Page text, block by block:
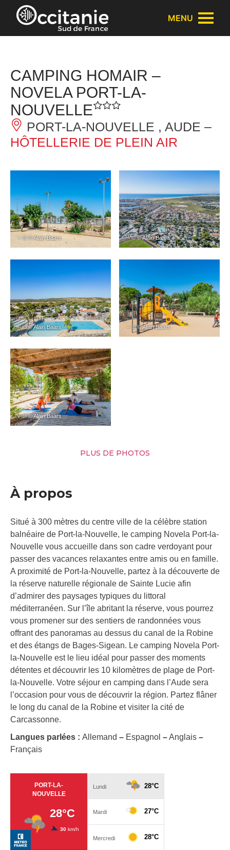
Panneau de gestion des cookies
MENU
CAMPING HOMAIR –
NOVELA PORT-LA-
NOUVELLE
PORT-LA-NOUVELLE , AUDE –
HÔTELLERIE DE PLEIN AIR
– © © Alain Baars – © © Alain Baars
– © © Alain Baars – © © Alain Baars
– © © Alain Baars
PLUS DE PHOTOS
À propos
Situé à 300 mètres du centre ville de la célèbre station
balnéaire de Port-la-Nouvelle, le camping Novela Port-la-
Nouvelle vous accueille dans son cadre verdoyant pour
passer des vacances relaxantes entre amis ou en famille.
A proximité de Port-la-Nouvelle, partez à la découverte de
la réserve naturelle régionale de Sainte Lucie afin
d’admirer des paysages typiques du littoral
méditerranéen. Sur l’île abritant la réserve, vous pourrez
vous promener sur des sentiers de randonnées vous
offrant des panoramas au dessus du canal de la Robine
et des étangs de Bages-Sigean. Le camping Novela Port-
la-Nouvelle est le lieu idéal pour passer des moments
détentes et découvrir les 10 kilomètres de plage de Port-
la-Nouvelle. Votre séjour en camping dans l’Aude sera
l’occasion pour vous de découvrir la région. Partez flâner
le long du canal de la Robine et visiter la cité de
Carcassonne.
Langues parlées : Allemand – Espagnol –Anglais –
Français